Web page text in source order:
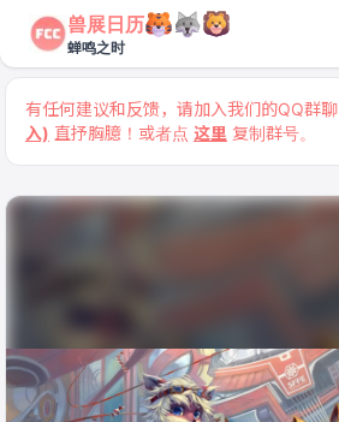
兽展日历
蝉鸣之时
有任何建议和反馈，请加入我们的QQ群聊
入) 直抒胸臆！或者点 这里 复制群号。